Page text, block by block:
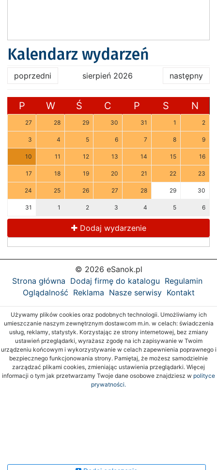
Kalendarz wydarzeń
poprzedni sierpień 2026 następny
P W Ś C P S N
27 28 29 30 31 1 2
3 4 5 6 7 8 9
10 11 12 13 14 15 16
17 18 19 20 21 22 23
24 25 26 27 28 29 30
31 1 2 3 4 5 6
Dodaj wydarzenie
© 2026 eSanok.pl
Strona główna Dodaj firmę do katalogu Regulamin
Oglądalność Reklama Nasze serwisy Kontakt
Używamy plików cookies oraz podobnych technologii. Umożliwiamy ich
umieszczanie naszym zewnętrznym dostawcom m.in. w celach: świadczenia
usług, reklamy, statystyk. Korzystając ze strony internetowej, bez zmiany
ustawień przeglądarki, wyrażasz zgodę na ich zapisywanie w Twoim
urządzeniu końcowym i wykorzystywanie w celach zapewnienia poprawnego i
bezpiecznego funkcjonowania strony. Pamiętaj, że możesz samodzielnie
zarządzać plikami cookies, zmieniając ustawienia przeglądarki. Więcej
informacji o tym jak przetwarzamy Twoje dane osobowe znajdziesz w polityce
prywatności.